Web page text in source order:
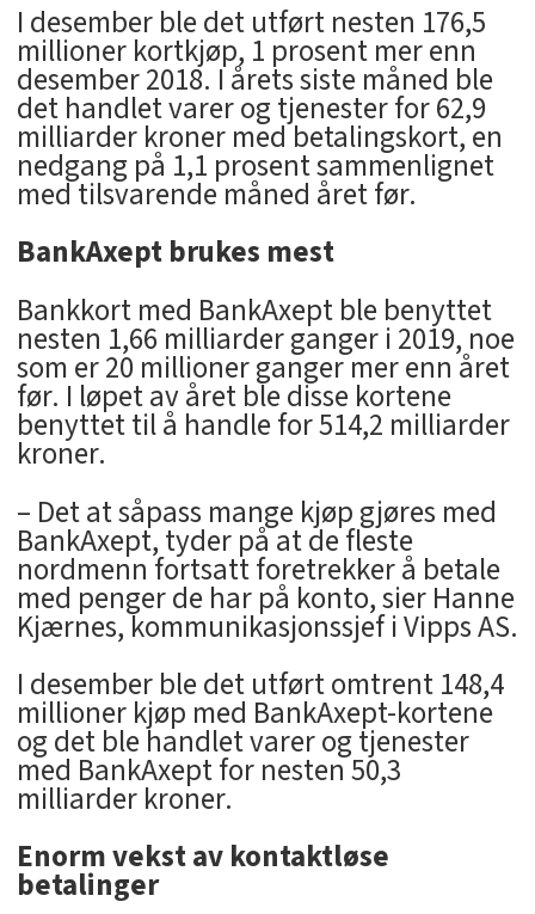
I desember ble det utført nesten 176,5
millioner kortkjøp, 1 prosent mer enn
desember 2018. I årets siste måned ble
det handlet varer og tjenester for 62,9
milliarder kroner med betalingskort, en
nedgang på 1,1 prosent sammenlignet
med tilsvarende måned året før.
BankAxept brukes mest
Bankkort med BankAxept ble benyttet
nesten 1,66 milliarder ganger i 2019, noe
som er 20 millioner ganger mer enn året
før. I løpet av året ble disse kortene
benyttet til å handle for 514,2 milliarder
kroner.
– Det at såpass mange kjøp gjøres med
BankAxept, tyder på at de fleste
nordmenn fortsatt foretrekker å betale
med penger de har på konto, sier Hanne
Kjærnes, kommunikasjonssjef i Vipps AS.
I desember ble det utført omtrent 148,4
millioner kjøp med BankAxept-kortene
og det ble handlet varer og tjenester
med BankAxept for nesten 50,3
milliarder kroner.
Enorm vekst av kontaktløse
betalinger